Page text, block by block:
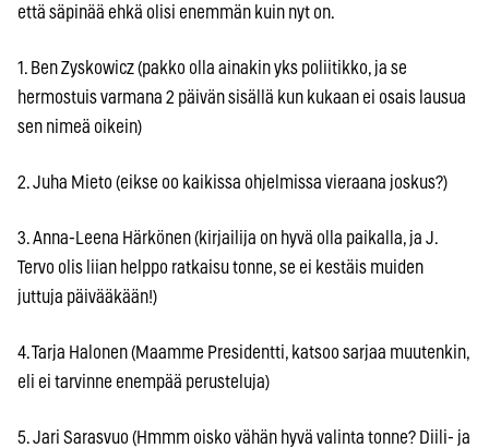
että säpinää ehkä olisi enemmän kuin nyt on.
1. Ben Zyskowicz (pakko olla ainakin yks poliitikko, ja se
hermostuis varmana 2 päivän sisällä kun kukaan ei osais lausua
sen nimeä oikein)
2. Juha Mieto (eikse oo kaikissa ohjelmissa vieraana joskus?)
3. Anna-Leena Härkönen (kirjailija on hyvä olla paikalla, ja J.
Tervo olis liian helppo ratkaisu tonne, se ei kestäis muiden
juttuja päivääkään!)
4. Tarja Halonen (Maamme Presidentti, katsoo sarjaa muutenkin,
eli ei tarvinne enempää perusteluja)
5. Jari Sarasvuo (Hmmm oisko vähän hyvä valinta tonne? Diili- ja